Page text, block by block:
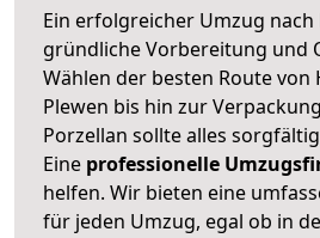
Ein erfolgreicher Umzug
gründliche Vorbereitung und
Wählen der besten Route von
Plewen bis hin zur
Porzellan sollte alles
Eine professionelle
helfen. Wir bieten eine
für jeden Umzug, egal ob in